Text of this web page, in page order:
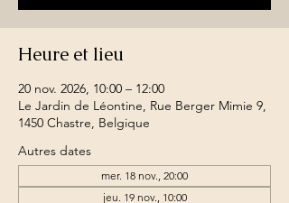
Heure et lieu
20 nov. 2026, 10:00 – 12:00
Le Jardin de Léontine, Rue Berger Mimie 9,
1450 Chastre, Belgique
Autres dates
mer. 18 nov., 20:00
jeu. 19 nov., 10:00